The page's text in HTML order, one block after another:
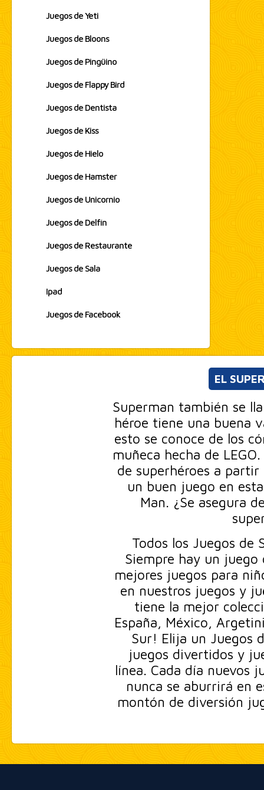
Juegos de Yeti
Juegos de Bloons
Juegos de Pingüino
Juegos de Flappy Bird
Juegos de Dentista
Juegos de Kiss
Juegos de Hielo
Juegos de Hamster
Juegos de Unicornio
Juegos de Delfín
Juegos de Restaurante
Juegos de Sala
Ipad
Juegos de Facebook
EL
Superman también se
héroe tiene una buena
esto se conoce de los
muñeca hecha de
de superhéroes a
un buen juego en
Man. ¿Se asegura
Todos los Juegos de
Siempre hay un
mejores juegos para
en nuestros juegos y
tiene la mejor
España, México,
Sur! Elija un Juegos
juegos divertidos y
línea. Cada día nuevos
nunca se aburrirá en
montón de diversión